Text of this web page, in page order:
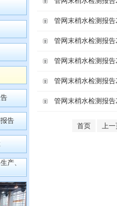
告
产、
管网末梢水检测报告
管网末梢水检测报告
管网末梢水检测报告
管网末梢水检测报告
管网末梢水检测报告
首页 上